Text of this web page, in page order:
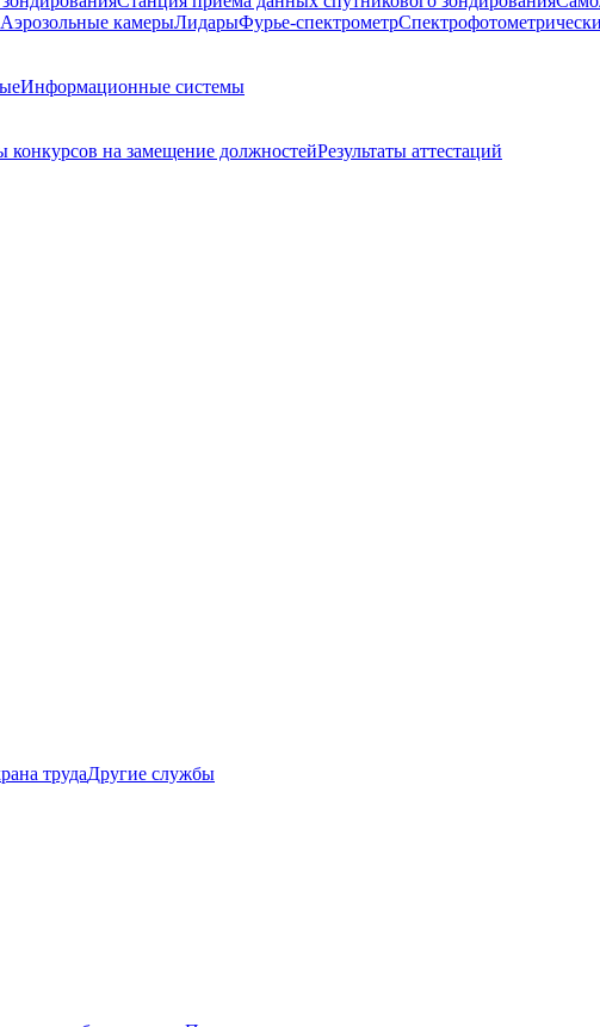
Аэрозольные камерыЛидарыФурье-спектрометр
Информационные системы
конкурсов на замещение должностейРезультаты аттестаций
трудаДругие службы